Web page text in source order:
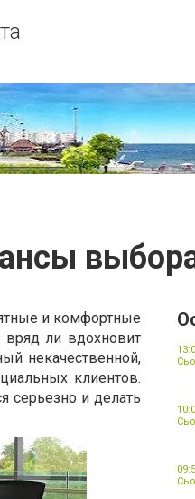
и комфортные
вряд ли вдохновит
некачественной,
клиентов.
серьезно и делать